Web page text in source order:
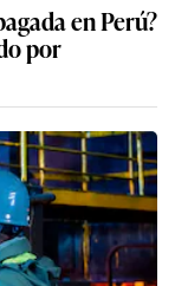
en Perú?
por